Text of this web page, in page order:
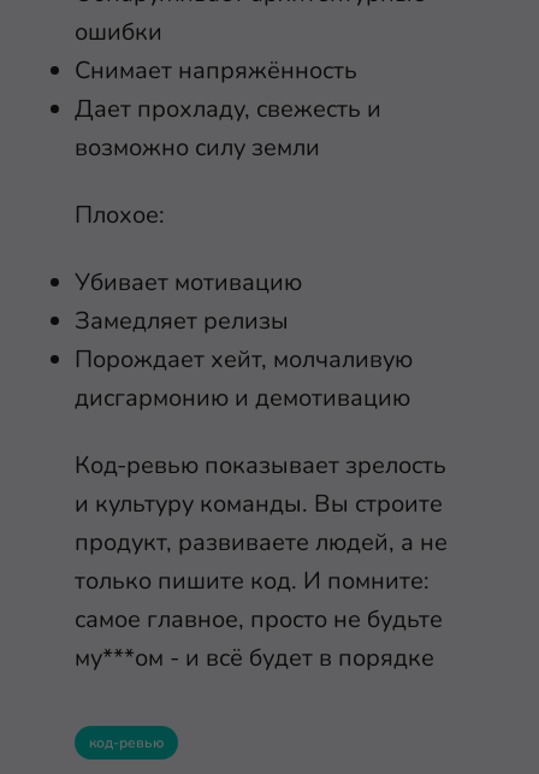
ошибки
Снимает напряжённость
Дает прохладу, свежесть и
возможно силу земли
Плохое:
Убивает мотивацию
Замедляет релизы
Порождает хейт, молчаливую
дисгармонию и демотивацию
Код-ревью показывает зрелость
и культуру команды. Вы строите
продукт, развиваете людей, а не
только пишите код. И помните:
самое главное, просто не будьте
му***ом - и всё будет в порядке
код-ревью